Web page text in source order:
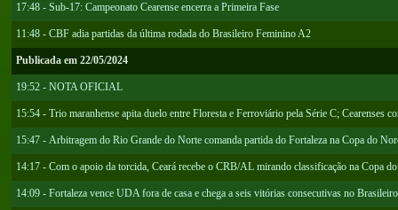
17:48 - Sub-17: Campeonato Cearense encerra a Primeira Fase
11:48 - CBF adia partidas da última rodada do Brasileiro Feminino A2
Publicada em 22/05/2024
19:52 - NOTA OFICIAL
15:54 - Trio maranhense apita duelo entre Floresta e Ferroviário pela Série C; Cearenses
15:47 - Arbitragem do Rio Grande do Norte comanda partida do Fortaleza na Copa do
14:17 - Com o apoio da torcida, Ceará recebe o CRB/AL mirando classificação na Copa
14:09 - Fortaleza vence UDA fora de casa e chega a seis vitórias consecutivas no